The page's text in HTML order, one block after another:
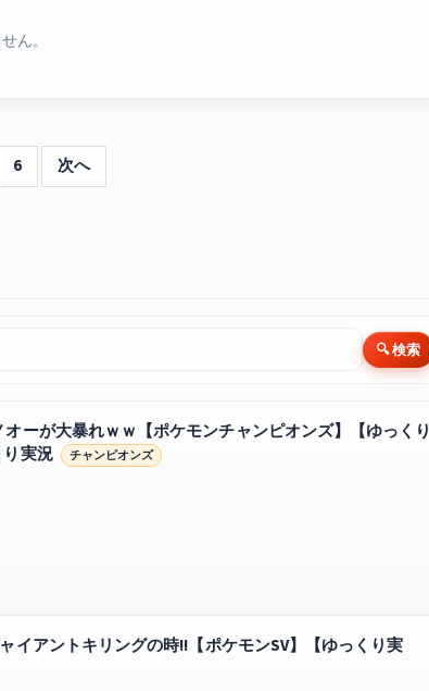
ん。
6 次へ
🔍 検索
オーが大暴れｗｗ【ポケモンチャンピオンズ】【ゆっくり
実況
チャンピオンズ
イアントキリングの時!!【ポケモンSV】【ゆっくり実